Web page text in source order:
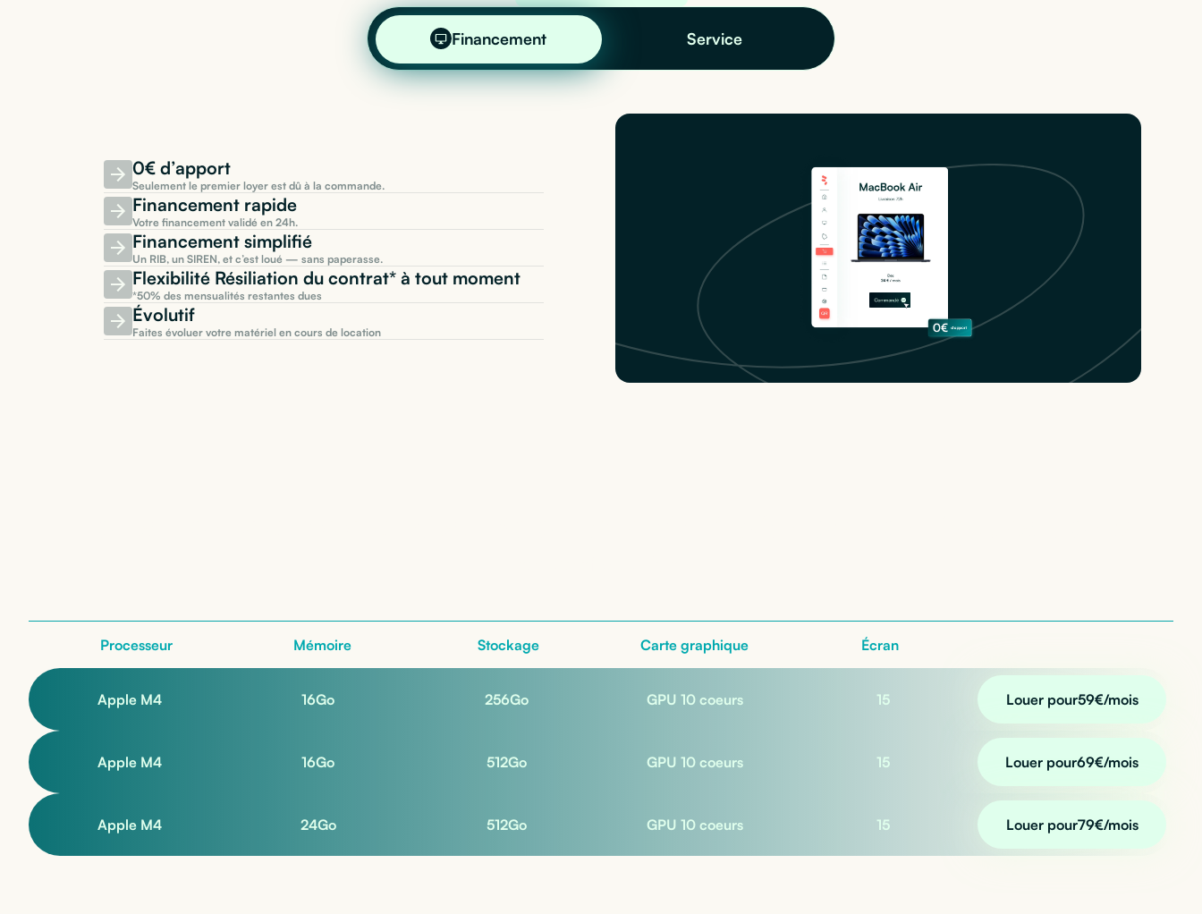
Financement Service
0€ d’apport
Seulement le premier loyer est dû à la commande.
Financement rapide
Votre financement validé en 24h.
Financement simplifié
Un RIB, un SIREN, et c’est loué — sans paperasse.
Flexibilité Résiliation du contrat* à tout moment
*50% des mensualités restantes dues
Évolutif
Faites évoluer votre matériel en cours de location
Processeur Mémoire Stockage Carte graphique Écran
Apple M4 16Go 256Go GPU 10 coeurs 15 Louer pour59€/mois
Apple M4 16Go 512Go GPU 10 coeurs 15 Louer pour69€/mois
Apple M4 24Go 512Go GPU 10 coeurs 15 Louer pour79€/mois